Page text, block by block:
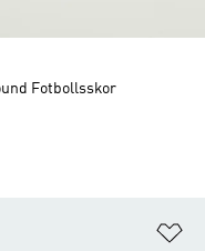
Fotbollsskor